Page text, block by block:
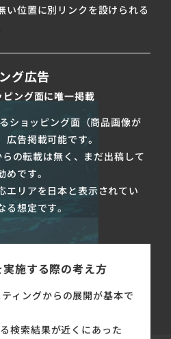
い位置に別リンクを設けられる
グ広告
ング面に唯一掲載
ショッピング面（商品画像が
告掲載可能です。
の転載は無く、まだ出稿して
です。
エリアを日本と表示されてい
想定です。
施する際の考え方
ィングからの展開が基本で
検索結果が近くにあった